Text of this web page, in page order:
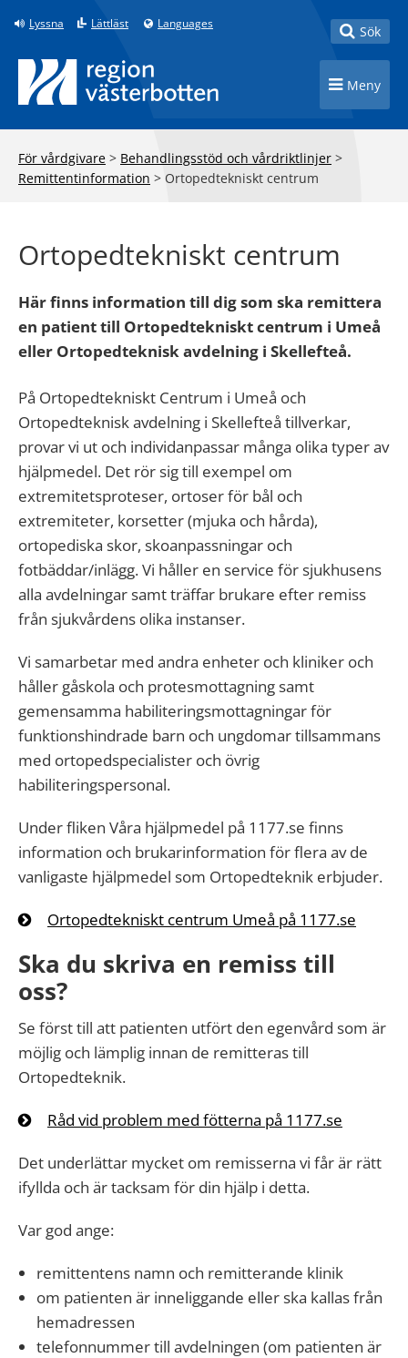
Till innehåll på sidan
Lyssna Lättläst Languages Toggle
Sök
Toggle
Meny
För vårdgivare > Behandlingsstöd och vårdriktlinjer >
Remittentinformation > Ortopedtekniskt centrum
Ortopedtekniskt centrum
Här finns information till dig som ska remittera
en patient till Ortopedtekniskt centrum i Umeå
eller Ortopedteknisk avdelning i Skellefteå.
På Ortopedtekniskt Centrum i Umeå och
Ortopedteknisk avdelning i Skellefteå tillverkar,
provar vi ut och individanpassar många olika typer av
hjälpmedel. Det rör sig till exempel om
extremitetsproteser, ortoser för bål och
extremiteter, korsetter (mjuka och hårda),
ortopediska skor, skoanpassningar och
fotbäddar/inlägg. Vi håller en service för sjukhusens
alla avdelningar samt träffar brukare efter remiss
från sjukvårdens olika instanser.
Vi samarbetar med andra enheter och kliniker och
håller gåskola och protesmottagning samt
gemensamma habiliteringsmottagningar för
funktionshindrade barn och ungdomar tillsammans
med ortopedspecialister och övrig
habiliteringspersonal.
Under fliken Våra hjälpmedel på 1177.se finns
information och brukarinformation för flera av de
vanligaste hjälpmedel som Ortopedteknik erbjuder.
Ortopedtekniskt centrum Umeå på 1177.se
Ska du skriva en remiss till
oss?
Se först till att patienten utfört den egenvård som är
möjlig och lämplig innan de remitteras till
Ortopedteknik.
Råd vid problem med fötterna på 1177.se
Det underlättar mycket om remisserna vi får är rätt
ifyllda och är tacksam för din hjälp i detta.
Var god ange:
remittentens namn och remitterande klinik
om patienten är inneliggande eller ska kallas från
hemadressen
telefonnummer till avdelningen (om patienten är